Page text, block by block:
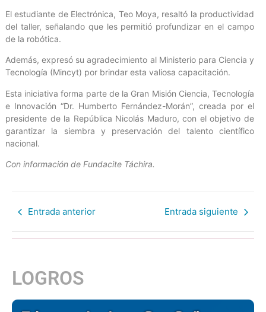
El estudiante de Electrónica, Teo Moya, resaltó la productividad
del taller, señalando que les permitió profundizar en el campo
de la robótica.
Además, expresó su agradecimiento al Ministerio para Ciencia y
Tecnología (Mincyt) por brindar esta valiosa capacitación.
Esta iniciativa forma parte de la Gran Misión Ciencia, Tecnología
e Innovación “Dr. Humberto Fernández-Morán”, creada por el
presidente de la República Nicolás Maduro, con el objetivo de
garantizar la siembra y preservación del talento científico
nacional.
Con información de Fundacite Táchira.
Entrada anterior Entrada siguiente
LOGROS